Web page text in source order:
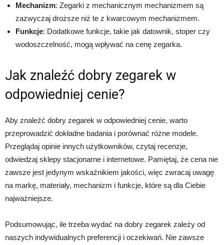
Mechanizm: Zegarki z mechanicznym mechanizmem są
zazwyczaj droższe niż te z kwarcowym mechanizmem.
Funkcje: Dodatkowe funkcje, takie jak datownik, stoper czy
wodoszczelność, mogą wpływać na cenę zegarka.
Jak znaleźć dobry zegarek w
odpowiedniej cenie?
Aby znaleźć dobry zegarek w odpowiedniej cenie, warto
przeprowadzić dokładne badania i porównać różne modele.
Przeglądaj opinie innych użytkowników, czytaj recenzje,
odwiedzaj sklepy stacjonarne i internetowe. Pamiętaj, że cena nie
zawsze jest jedynym wskaźnikiem jakości, więc zwracaj uwagę
na markę, materiały, mechanizm i funkcje, które są dla Ciebie
najważniejsze.
Podsumowując, ile trzeba wydać na dobry zegarek zależy od
naszych indywidualnych preferencji i oczekiwań. Nie zawsze